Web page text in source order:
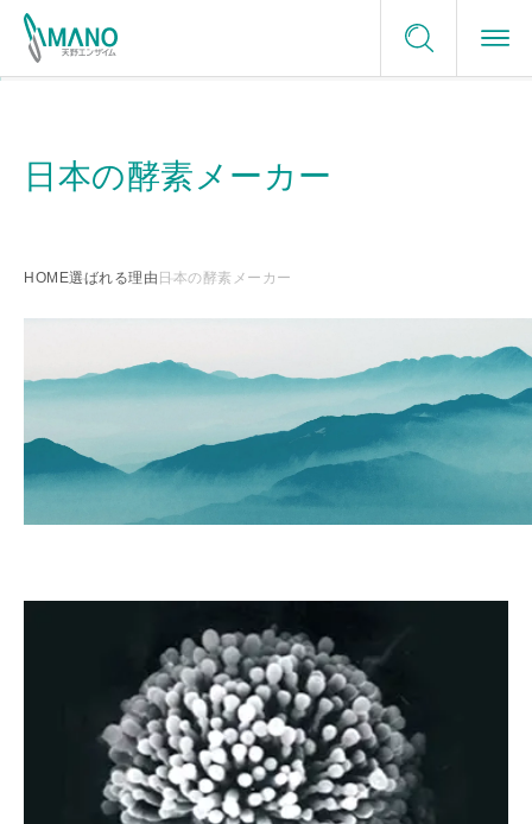
酵素の活用分野トップ
グリーンケミストリー
酵素名一覧
選ばれる理由
日本の酵素メーカー
最適ソリューションの提供
テーラーメイド
ニュース
採用情報
サンプルリクエスト
サイトマップ
日本の酵素メーカー
HOME選ばれる理由 日本の酵素メーカー